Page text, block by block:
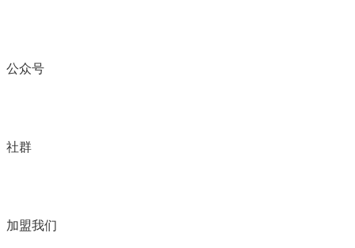
公众号
社群
加盟我们